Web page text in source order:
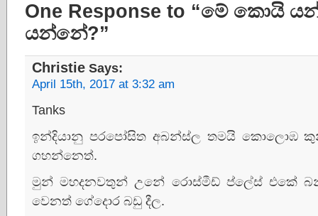
One Response to “මේ කොයි
යන්නේ?”
Christie Says:
April 15th, 2017 at 3:32 am
Tanks
ඉන්දියානු පරපෝසිත අබන්ස්ල තමයි කොලොඹ
ගහන්නෙත්.
මුන් මහදනවතුන් උනේ රොස්මීඩ් ප්ලේස් එකේ
වෙනත් ගේදොර බඩු දීල.